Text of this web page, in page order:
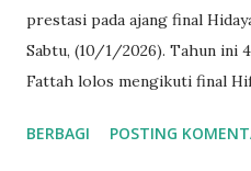
prestasi pada ajang final
Sabtu, (10/1/2026). Tahun ini
Fattah lolos mengikuti final
Matematika, IPA, IPS, PAI,
BERBAGI POSTING